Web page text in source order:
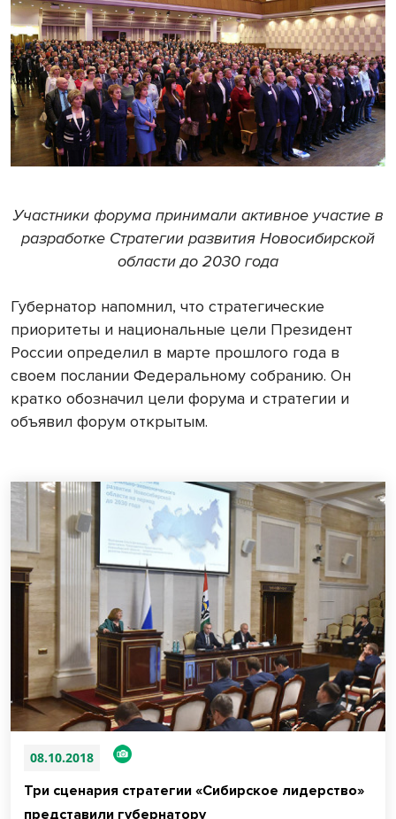
Участники форума принимали активное участие в
разработке Стратегии развития Новосибирской
области до 2030 года
Губернатор напомнил, что стратегические
приоритеты и национальные цели Президент
России определил в марте прошлого года в
своем послании Федеральному собранию. Он
кратко обозначил цели форума и стратегии и
объявил форум открытым.
08.10.2018
Три сценария стратегии «Сибирское лидерство»
представили губернатору